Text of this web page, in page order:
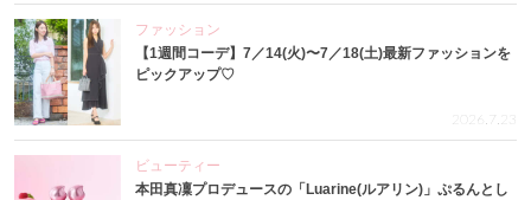
ファッション
【1週間コーデ】7／14(火)〜7／18(土)最新ファッションを
ピックアップ♡
2026.7.23
ビューティー
本田真凜プロデュースの「Luarine(ルアリン)」ぷるんとし